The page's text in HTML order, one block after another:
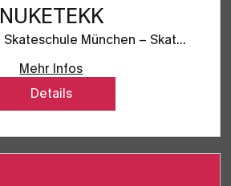
NUKETEKK
Skateschule München – Skatehalle SpaceFo
Mehr Infos
Details